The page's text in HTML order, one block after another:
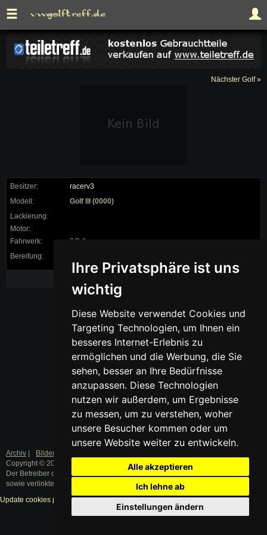
Ihre Privatsphäre ist uns
wichtig
Diese Website verwendet Cookies und
Targeting Technologien, um Ihnen ein
besseres Internet-Erlebnis zu
ermöglichen und die Werbung, die Sie
sehen, besser an Ihre Bedürfnisse
anzupassen. Diese Technologien
nutzen wir außerdem, um Ergebnisse
zu messen, um zu verstehen, woher
unsere Besucher kommen oder um
unsere Website weiter zu entwickeln.
Alle akzeptieren
Ich lehne ab
Einstellungen ändern
Nächster Golf »
Besitzer:
racerv3
Modell:
Golf III (0000)
Lackierung:
Motor:
Fahrwerk:
0/0 ()
Bereifung:
Archiv Bilder
Copyright © 2003 - 2019 · Alle Rechte vorbehalten.
Der Betreiber distanziert sich ausdrücklich von den Inhalten der Forenbeiträge
sowie verlinkter Internetseiten.
Update cookies preferences